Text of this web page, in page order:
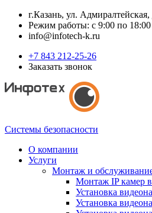
г.Казань, ул.
Режим работы: с 9:00 по
info@infotech-k.ru
+7 843 212-25-26
Заказать звонок
Системы безопасности
О компании
Услуги
Монтаж и
Монтаж IP камер
Установка
Установка